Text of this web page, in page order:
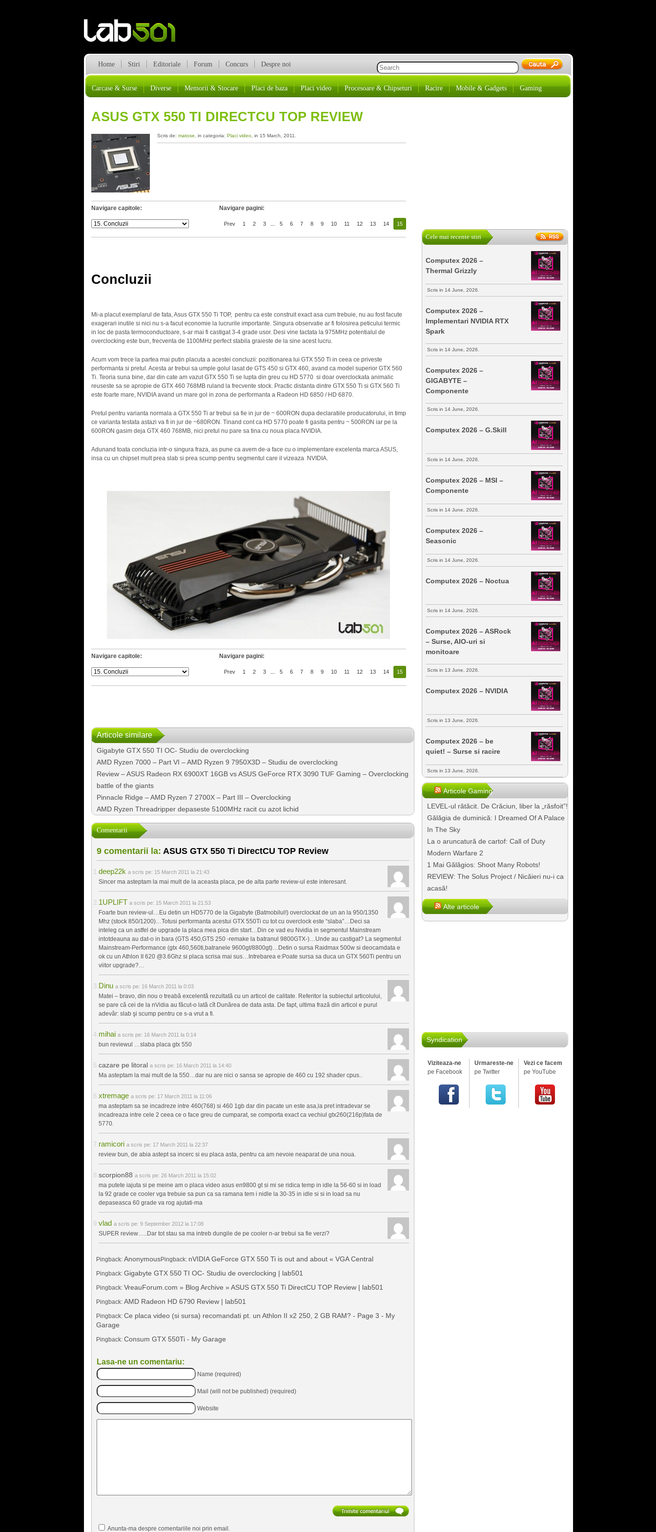
Home Stiri Editoriale Forum Concurs Despre noi
Carcase & Surse Diverse Memorii & Stocare Placi de baza Placi video Procesoare & Chipseturi Racire Mobile & Gadgets Gaming
ASUS GTX 550 TI DIRECTCU TOP REVIEW
Scris de: matose , in categoria: Placi video, in 15 March, 2011.
Navigare capitole: Navigare pagini:
Prev 1 2 3 5 6 7 8 9 10 11 12 13 14 15
Concluzii
Mi-a placut exemplarul de fata, Asus GTX 550 Ti TOP, pentru ca este construit exact asa cum trebuie, nu au fost facute
exagerari inutile si nici nu s-a facut economie la lucrurile importante. Singura observatie ar fi folosirea peticului termic
in loc de pasta termoconductoare, s-ar mai fi castigat 3-4 grade usor. Desi vine tactata la 975MHz potentialul de
overclocking este bun, frecventa de 1100MHz perfect stabila graieste de la sine acest lucru.
Acum vom trece la partea mai putin placuta a acestei concluzii: pozitionarea lui GTX 550 Ti in ceea ce priveste
performanta si pretul. Acesta ar trebui sa umple golul lasat de GTS 450 si GTX 460, avand ca model superior GTX 560
Ti. Teoria suna bine, dar din cate am vazut GTX 550 Ti se lupta din greu cu HD 5770 si doar overclockata animalic
reuseste sa se apropie de GTX 460 768MB ruland la frecvente stock. Practic distanta dintre GTX 550 Ti si GTX 560 Ti
este foarte mare, NVIDIA avand un mare gol in zona de performanta a Radeon HD 6850 / HD 6870.
Pretul pentru varianta normala a GTX 550 Ti ar trebui sa fie in jur de ~ 600RON dupa declaratiile producatorului, in timp
ce varianta testata astazi va fi in jur de ~680RON. Tinand cont ca HD 5770 poate fi gasita pentru ~ 500RON iar pe la
600RON gasim deja GTX 460 768MB, nici pretul nu pare sa tina cu noua placa NVIDIA.
Adunand toata concluzia intr-o singura fraza, as pune ca avem de-a face cu o implementare excelenta marca ASUS,
insa cu un chipset mult prea slab si prea scump pentru segmentul care il vizeaza NVIDIA.
Navigare capitole: Navigare pagini:
Prev 1 2 3 5 6 7 8 9 10 11 12 13 14 15
Articole similare
Gigabyte GTX 550 TI OC- Studiu de overclocking
AMD Ryzen 7000 – Part VI – AMD Ryzen 9 7950X3D – Studiu de overclocking
Review – ASUS Radeon RX 6900XT 16GB vs ASUS GeForce RTX 3090 TUF Gaming – Overclocking
battle of the giants
Pinnacle Ridge – AMD Ryzen 7 2700X – Part III – Overclocking
AMD Ryzen Threadripper depaseste 5100MHz racit cu azot lichid
Comentarii
9 comentarii la: ASUS GTX 550 Ti DirectCU TOP Review
deep22k a scris pe: 15 March 2011 la 21:43
Sincer ma asteptam la mai mult de la aceasta placa, pe de alta parte review-ul este interesant.
1UPLIFT a scris pe: 15 March 2011 la 21:53
Foarte bun review-ul…Eu detin un HD5770 de la Gigabyte (Batmobilul!) overclockat de un an la 950/1350
Mhz (stock 850/1200)…Totusi performanta acestui GTX 550Ti cu tot cu overclock este “slaba”…Deci sa
inteleg ca un astfel de upgrade la placa mea pica din start…Din ce vad eu Nvidia in segmentul Mainstream
intotdeauna au dat-o in bara (GTS 450,GTS 250 -remake la batranul 9800GTX-)…Unde au castigat? La segmentul
Mainstream-Performance (gtx 460,560ti,batranele 9600gt/8800gt)…Detin o sursa Raidmax 500w si deocamdata e
ok cu un Athlon II 620 @3.6Ghz si placa scrisa mai sus…Intrebarea e:Poate sursa sa duca un GTX 560Ti pentru un
viitor upgrade?…
Dinu a scris pe: 16 March 2011 la 0:03
Matei – bravo, din nou o treabă excelentă rezultată cu un articol de calitate. Referitor la subiectul articolului,
se pare că cei de la nVidia au făcut-o lată cît Dunărea de data asta. De fapt, ultima frază din articol e purul
adevăr: slab şi scump pentru ce s-a vrut a fi.
mihai a scris pe: 16 March 2011 la 0:14
bun reviewul …slaba placa gtx 550
cazare pe litoral a scris pe: 16 March 2011 la 14:40
Ma asteptam la mai mult de la 550…dar nu are nici o sansa se apropie de 460 cu 192 shader cpus..
xtremage a scris pe: 17 March 2011 la 11:06
ma asteptam sa se incadreze intre 460(768) si 460 1gb dar din pacate un este asa,la pret intradevar se
incadreaza intre cele 2 ceea ce o face greu de cumparat, se comporta exact ca vechiul gtx260(216p)fata de
5770.
ramicori a scris pe: 17 March 2011 la 22:37
review bun, de abia astept sa incerc si eu placa asta, pentru ca am nevoie neaparat de una noua.
scorpion88 a scris pe: 26 March 2011 la 15:02
ma putete iajuta si pe meine am o placa video asus en9800 gt si mi se ridica temp in idle la 56-60 si in load
la 92 grade ce cooler vga trebuie sa pun ca sa ramana tem i nidle la 30-35 in idle si si in load sa nu
depaseasca 60 grade va rog ajutati-ma
vlad a scris pe: 9 September 2012 la 17:08
SUPER review…..Dar tot stau sa ma intreb dungile de pe cooler n-ar trebui sa fie verzi?
Pingback: AnonymousPingback: nVIDIA GeForce GTX 550 Ti is out and about « VGA Central
Pingback: Gigabyte GTX 550 TI OC- Studiu de overclocking | lab501
Pingback: VreauForum.com » Blog Archive » ASUS GTX 550 Ti DirectCU TOP Review | lab501
Pingback: AMD Radeon HD 6790 Review | lab501
Pingback: Ce placa video (si sursa) recomandati pt. un Athlon II x2 250, 2 GB RAM? - Page 3 - My
Garage
Pingback: Consum GTX 550Ti - My Garage
Lasa-ne un comentariu:
Name (required)
Mail (will not be published) (required)
Website
Anunta-ma despre comentariile noi prin email.
Cele mai recente stiri
Computex 2026 –
Thermal Grizzly
Scris in 14 June, 2026.
Computex 2026 –
Implementari NVIDIA RTX
Spark
Scris in 14 June, 2026.
Computex 2026 –
GIGABYTE –
Componente
Scris in 14 June, 2026.
Computex 2026 – G.Skill
Scris in 14 June, 2026.
Computex 2026 – MSI –
Componente
Scris in 14 June, 2026.
Computex 2026 –
Seasonic
Scris in 14 June, 2026.
Computex 2026 – Noctua
Scris in 14 June, 2026.
Computex 2026 – ASRock
– Surse, AIO-uri si
monitoare
Scris in 13 June, 2026.
Computex 2026 – NVIDIA
Scris in 13 June, 2026.
Computex 2026 – be
quiet! – Surse si racire
Scris in 13 June, 2026.
Articole Gaming
LEVEL-ul rătăcit. De Crăciun, liber la „răsfoit”!
Gălăgia de duminică: I Dreamed Of A Palace
In The Sky
La o aruncatură de cartof: Call of Duty
Modern Warfare 2
1 Mai Gălăgios: Shoot Many Robots!
REVIEW: The Solus Project / Nicăieri nu-i ca
acasă!
Alte articole
Syndication
Viziteaza-ne
pe Facebook
Urmareste-ne
pe Twitter
Vezi ce facem
pe YouTube